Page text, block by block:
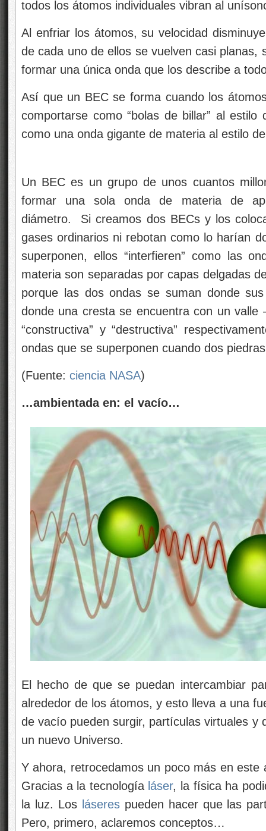
todos los átomos individuales vibran al
Al enfriar los átomos, su velocidad
de cada uno de ellos se vuelven casi planas,
formar una única onda que los describe a
Así que un BEC se forma cuando los
comportarse como “bolas de billar” al
como una onda gigante de materia al estilo
Un BEC es un grupo de unos cuantos
formar una sola onda de materia de
diámetro. Si creamos dos BECs y los
gases ordinarios ni rebotan como lo harían
superponen, ellos “interfieren” como las
materia son separadas por capas delgadas
porque las dos ondas se suman donde
donde una cresta se encuentra con un
“constructiva” y “destructiva”
ondas que se superponen cuando dos
(Fuente: ciencia NASA)
…ambientada en: el vacío…
El hecho de que se puedan intercambiar
alrededor de los átomos, y esto lleva a una
de vacío pueden surgir, partículas virtuales
un nuevo Universo.
Y ahora, retrocedamos un poco más en este
Gracias a la tecnología láser, la física ha
la luz. Los láserespueden hacer que las
Pero, primero, aclaremos conceptos…